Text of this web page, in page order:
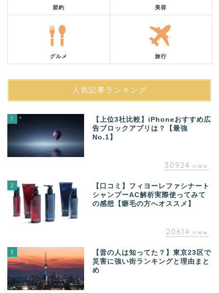
節約 美容
グルメ 旅行
人気記事ランキング
1
【上位3社比較】iPhoneおすすめ広
告ブロックアプリは？【最強
No.1】
30924 view
2
【口コミ】フィヨーレファシナート
シャンプーAC解析実際使ってみて
の感想【癖毛の方へオススメ】
20614 view
3
【昔の人は知ってた？】東京23区で
災害に強い街ランキングと理由まと
め